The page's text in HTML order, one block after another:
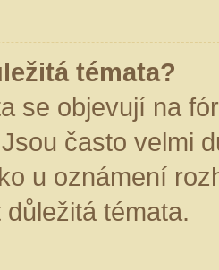
témata?
se objevují na
často velmi
u oznámení
témata.